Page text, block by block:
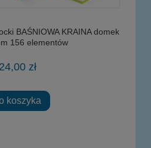
BAŚNIOWA KRAINA domek
156 elementów
24,00 zł
koszyka